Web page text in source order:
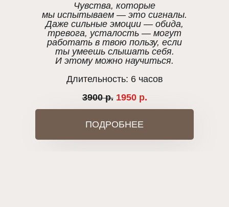
ПОДРОБНЕЕ
Чувства, которые
мы испытываем — это сигналы.
Даже сильные эмоции — обида,
тревога, усталость — могут
работать в твою пользу, если
ты умеешь слышать себя.
И этому можно научиться.
Длительность: 6 часов
3900 р. 1950 р.